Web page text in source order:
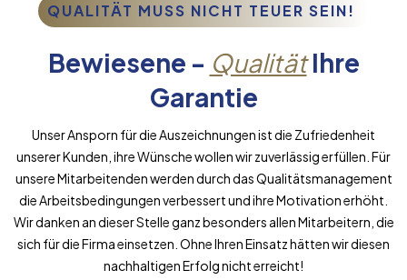
QUALITÄT MUSS NICHT TEUER SEIN!
Bewiesene - QualitätIhre
Garantie
Unser Ansporn für die Auszeichnungen ist die Zufriedenheit
unserer Kunden, ihre Wünsche wollen wir zuverlässig erfüllen. Für
unsere Mitarbeitenden werden durch das Qualitätsmanagement
die Arbeitsbedingungen verbessert und ihre Motivation erhöht.
Wir danken an dieser Stelle ganz besonders allen Mitarbeitern, die
sich für die Firma einsetzen. Ohne Ihren Einsatz hätten wir diesen
nachhaltigen Erfolg nicht erreicht!